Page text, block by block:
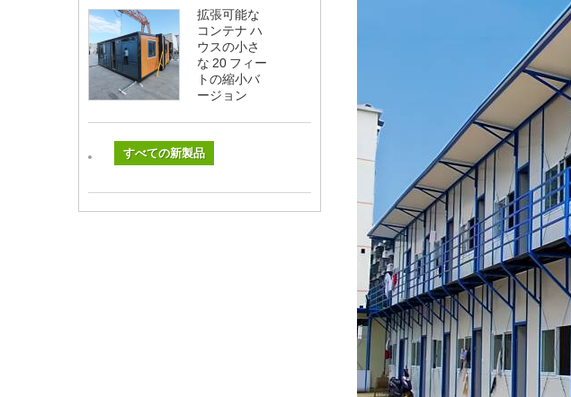
拡張可能な
コンテナ ハ
ウスの小さ
な 20 フィー
トの縮小バ
ージョン
すべての新製品